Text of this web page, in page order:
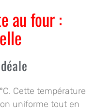
au four :
Cette température
uniforme tout en